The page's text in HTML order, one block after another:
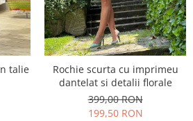
talie
Rochie scurta cu imprimeu
dantelat si detalii florale
399,00 RON
199,50 RON